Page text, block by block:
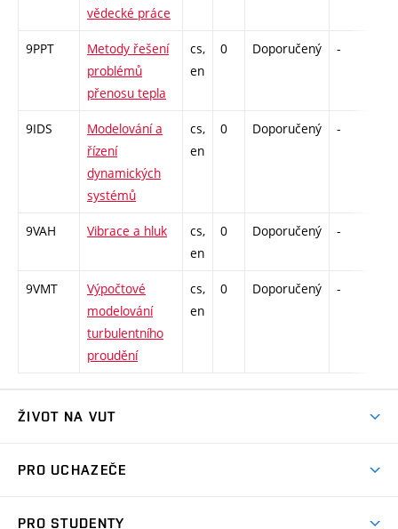
vědecké práce
9PPT
Metody řešení
problémů
přenosu tepla
cs,
en
0 Doporučený -
9IDS
Modelování a
řízení
dynamických
systémů
cs,
en
0 Doporučený -
9VAH Vibrace a hluk
cs,
en
0 Doporučený -
9VMT
Výpočtové
modelování
turbulentního
proudění
cs,
en
0 Doporučený -
ŽIVOT NA VUT
Koleje
PRO UCHAZEČE
PRO STUDENTY